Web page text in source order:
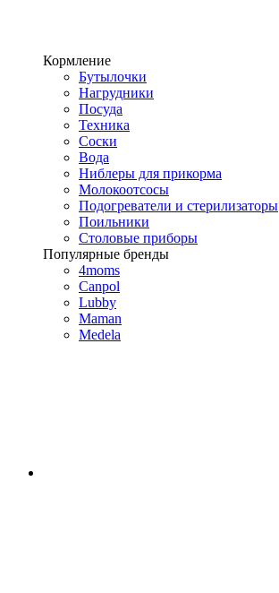
Кормление
Бутылочки
Нагрудники
Посуда
Техника
Соски
Вода
Ниблеры для прикорма
Молокоотсосы
Подогреватели и стерилизаторы
Поильники
Столовые приборы
Популярные бренды
4moms
Canpol
Lubby
Maman
Medela